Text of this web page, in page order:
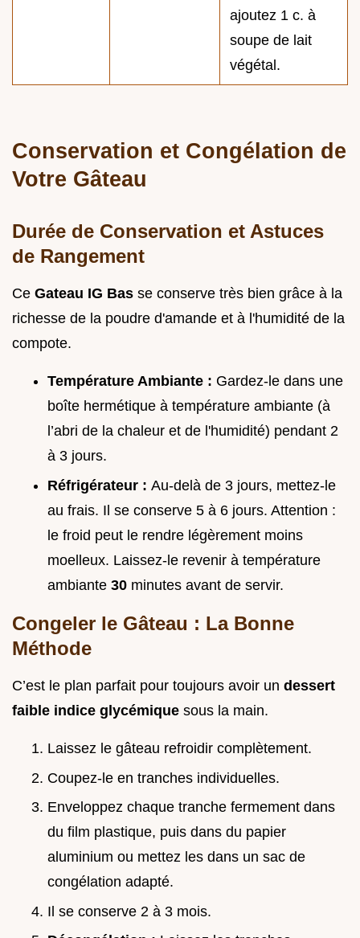
ajoutez 1 c. à
soupe de lait
végétal.
Conservation et Congélation de
Votre Gâteau
Durée de Conservation et Astuces
de Rangement
Ce Gateau IG Bas se conserve très bien grâce à la
richesse de la poudre d'amande et à l'humidité de la
compote.
Température Ambiante : Gardez-le dans une
boîte hermétique à température ambiante (à
l’abri de la chaleur et de l'humidité) pendant 2
à 3 jours.
Réfrigérateur : Au-delà de 3 jours, mettez-le
au frais. Il se conserve 5 à 6 jours. Attention :
le froid peut le rendre légèrement moins
moelleux. Laissez-le revenir à température
ambiante 30 minutes avant de servir.
Congeler le Gâteau : La Bonne
Méthode
C’est le plan parfait pour toujours avoir un dessert
faible indice glycémique sous la main.
Laissez le gâteau refroidir complètement.
Coupez-le en tranches individuelles.
Enveloppez chaque tranche fermement dans
du film plastique, puis dans du papier
aluminium ou mettez les dans un sac de
congélation adapté.
Il se conserve 2 à 3 mois.